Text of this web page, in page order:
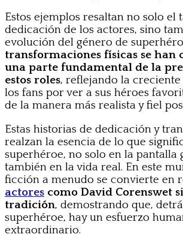
Estos ejemplos resaltan no solo el
dedicación de los actores, sino
evolución del género de
transformaciones físicas se han
una parte fundamental de la
estos roles, reflejando la
los fans por ver a sus héroes
de la manera más realista y fiel
Estas historias de dedicación y
realzan la esencia de lo que
superhéroe, no solo en la pantalla
también en la vida real. En este
ficción a menudo se convierte en
actores como David Corenswet
tradición, demostrando que,
superhéroe, hay un esfuerzo
extraordinario.